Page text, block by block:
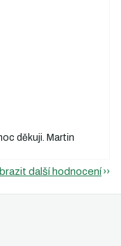
5 hvězdiček.
5 hvězdiček.
děkuji. Martin
další hodnocení